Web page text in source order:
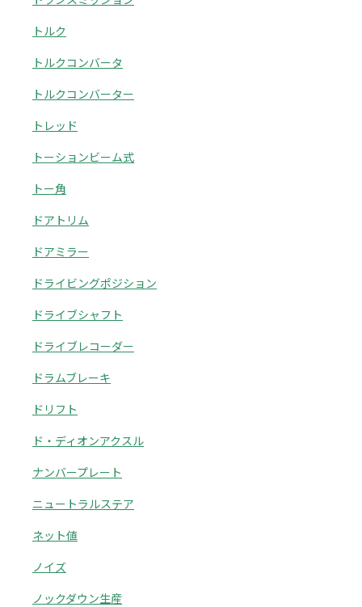
トルク
トルクコンバータ
トルクコンバーター
トレッド
トーションビーム式
トー角
ドアトリム
ドアミラー
ドライビングポジション
ドライブシャフト
ドライブレコーダー
ドラムブレーキ
ドリフト
ド・ディオンアクスル
ナンバープレート
ニュートラルステア
ネット値
ノイズ
ノックダウン生産